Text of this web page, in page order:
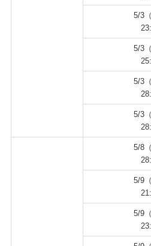
5/3
5/3
5/3
5/3
5/8
5/9
5/9